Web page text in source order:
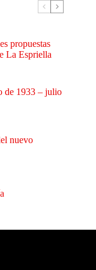
propuestas
La Espriella
de 1933 – julio
nuevo